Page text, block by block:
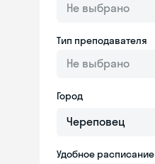
Не выбрано
Тип преподавателя
Не выбрано
Город
Удобное расписание